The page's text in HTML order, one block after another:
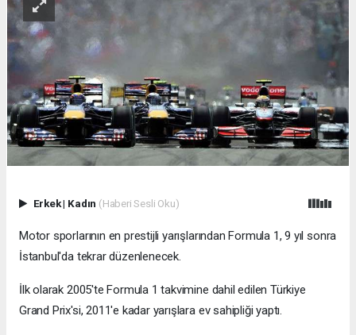
Erkek| Kadın (Haberi Sesli Oku)
Motor sporlarının en prestijli yarışlarından Formula 1, 9 yıl sonra
İstanbul'da tekrar düzenlenecek.
İlk olarak 2005'te Formula 1 takvimine dahil edilen Türkiye
Grand Prix'si, 2011'e kadar yarışlara ev sahipliği yaptı.